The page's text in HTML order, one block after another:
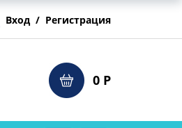
Вход / Регистрация
0 Р